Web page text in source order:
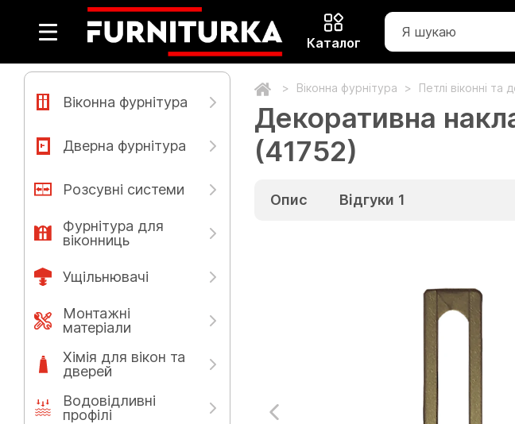
Каталог
Віконна фурнітура
Дверна фурнітура
Розсувні системи
Фурнітура для
віконниць
Ущільнювачі
Монтажні
матеріали
Хімія для вікон та
дверей
Водовідливні
профілі
Віконна фурнітура Петлі віконні та
Декоративна
(41752)
Опис Відгуки 1